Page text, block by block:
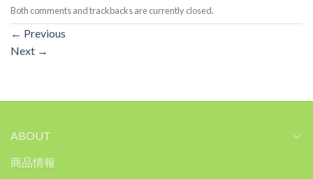
Both comments and trackbacks are currently closed.
← Previous
Next →
ABOUT
商品情報